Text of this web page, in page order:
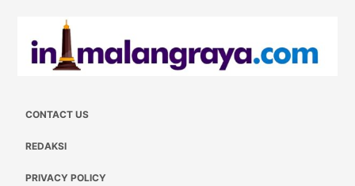
CONTACT US
REDAKSI
PRIVACY POLICY